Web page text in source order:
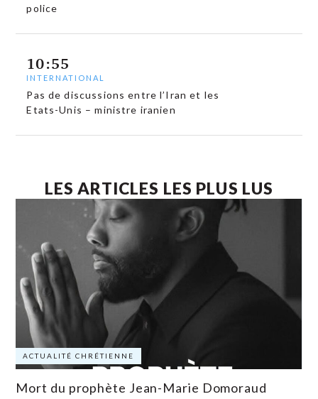
police
10:55
INTERNATIONAL
Pas de discussions entre l’Iran et les
Etats-Unis – ministre iranien
LES ARTICLES LES PLUS LUS
ACTUALITÉ CHRÉTIENNE
Mort du prophète Jean-Marie Domoraud